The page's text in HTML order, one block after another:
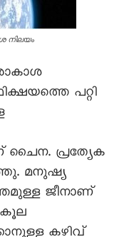
നിലയം
പറ്റി
ചൈന. പ്രത്യേക
മനുഷ്യ
ജീനാണ്‌